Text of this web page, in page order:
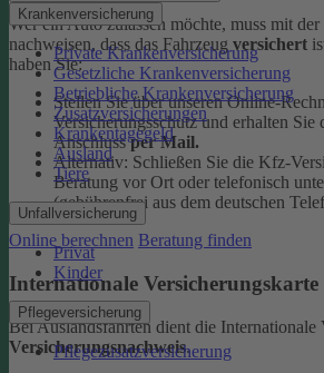
Krankenversicherung
Private Krankenversicherung
Gesetzliche Krankenversicherung
Betriebliche Krankenversicherung
Zusatzversicherungen
Krankentagegeld
Ausland
Tiere
Unfallversicherung
Privat
Kinder
Pflegeversicherung
Pflegezusatzversicherung
Wer ein Auto zulassen möchte, muss mit
nachweisen, dass das Fahrzeug versichert
haben Sie:
Stellen Sie über unseren Online-
Versicherungsschutz und erhalten
Anschlussper Mail.
Alternativ: Schließen Sie die Kfz-​
Beratung vor Ort oder telefonisch
(gebührenfrei aus dem deutschen
Online berechnen Beratung finden
Internationale Versicherungskarte
Bei Auslandsfahrten dient die Internationale
Versicherungsnachweis.